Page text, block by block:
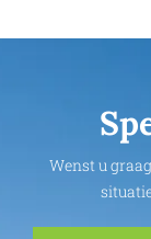
Wenst u